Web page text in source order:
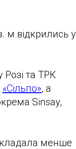
м відкрились у
та ТРК
«Сільпо», а
Sinsay,
менше